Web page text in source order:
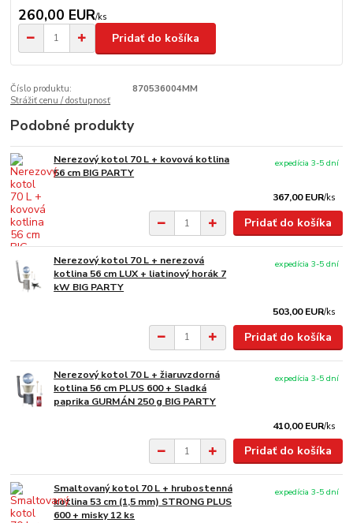
260,00 EUR/ks
Pridať do košíka
Číslo produktu:
870536004MM
Strážiť cenu / dostupnosť
Podobné produkty
Nerezový kotol 70 L + kovová kotlina
56 cm BIG PARTY
367,00 EUR/ks
expedícia 3-5 dní
Pridať do košíka
Nerezový kotol 70 L + nerezová
kotlina 56 cm LUX + liatinový horák 7
kW BIG PARTY
503,00 EUR/ks
expedícia 3-5 dní
Pridať do košíka
Nerezový kotol 70 L + žiaruvzdorná
kotlina 56 cm PLUS 600 + Sladká
paprika GURMÁN 250 g BIG PARTY
410,00 EUR/ks
expedícia 3-5 dní
Pridať do košíka
Smaltovaný kotol 70 L + hrubostenná
kotlina 53 cm (1,5 mm) STRONG PLUS
600 + misky 12 ks
expedícia 3-5 dní